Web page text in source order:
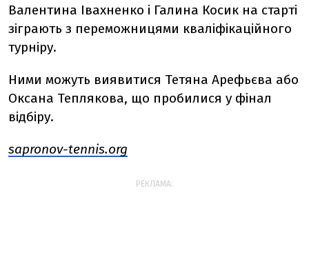
Валентина Івахненко і Галина Косик на старті
зіграють з переможницями кваліфікаційного
турніру.
Ними можуть виявитися Тетяна Арефьєва або
Оксана Теплякова, що пробилися у фінал
відбіру.
sapronov-tennis.org
РЕКЛАМА: